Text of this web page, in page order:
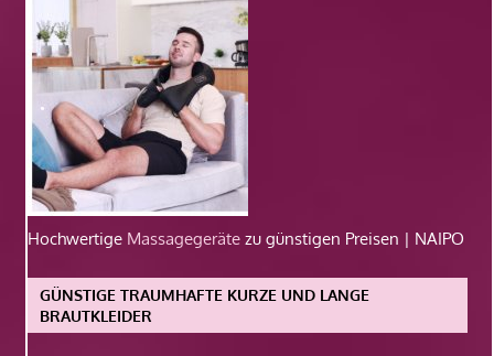
Hochwertige Massagegeräte zu günstigen Preisen | NAIPO
GÜNSTIGE TRAUMHAFTE KURZE UND LANGE
BRAUTKLEIDER